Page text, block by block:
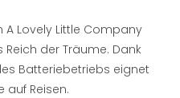
A Lovely Little Company
der Träume. Dank
Batteriebetriebs eignet
auf Reisen.